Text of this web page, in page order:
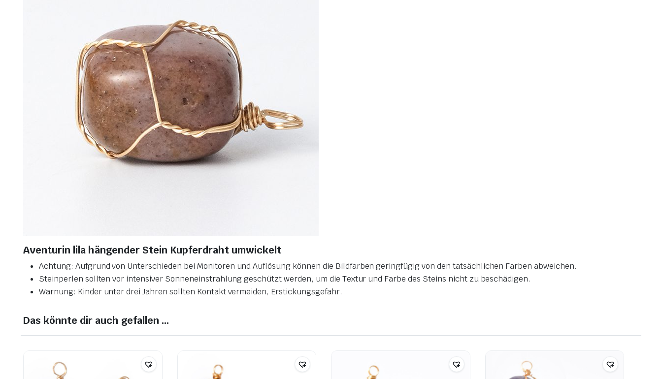
Aventurin lila hängender Stein Kupferdraht umwickelt
Achtung: Aufgrund von Unterschieden bei Monitoren und Auflösung können die Bildfarben geringfügig von den tatsächlichen Farben abweichen.
Steinperlen sollten vor intensiver Sonneneinstrahlung geschützt werden, um die Textur und Farbe des Steins nicht zu beschädigen.
Warnung: Kinder unter drei Jahren sollten Kontakt vermeiden, Erstickungsgefahr.
Das könnte dir auch gefallen …